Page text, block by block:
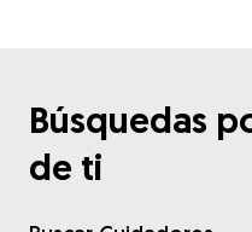
Búsquedas
de ti